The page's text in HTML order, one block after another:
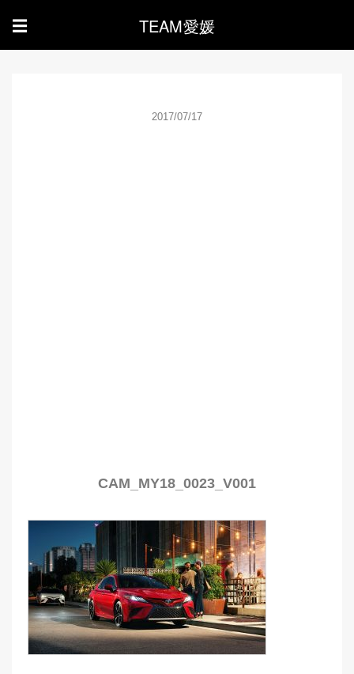
☰ TEAM愛媛
2017/07/17
CAM_MY18_0023_V001